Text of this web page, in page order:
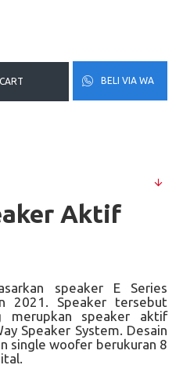
BELI VIA WA
Aktif
speaker E Series
2021. Speaker tersebut
merupkan speaker aktif
Speaker System. Desain
single woofer berukuran 8